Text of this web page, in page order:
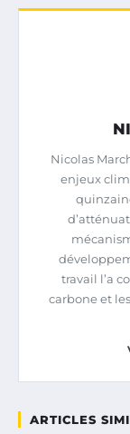
Nicolas
enjeux
travail l’a
carbone et
ARTICLES